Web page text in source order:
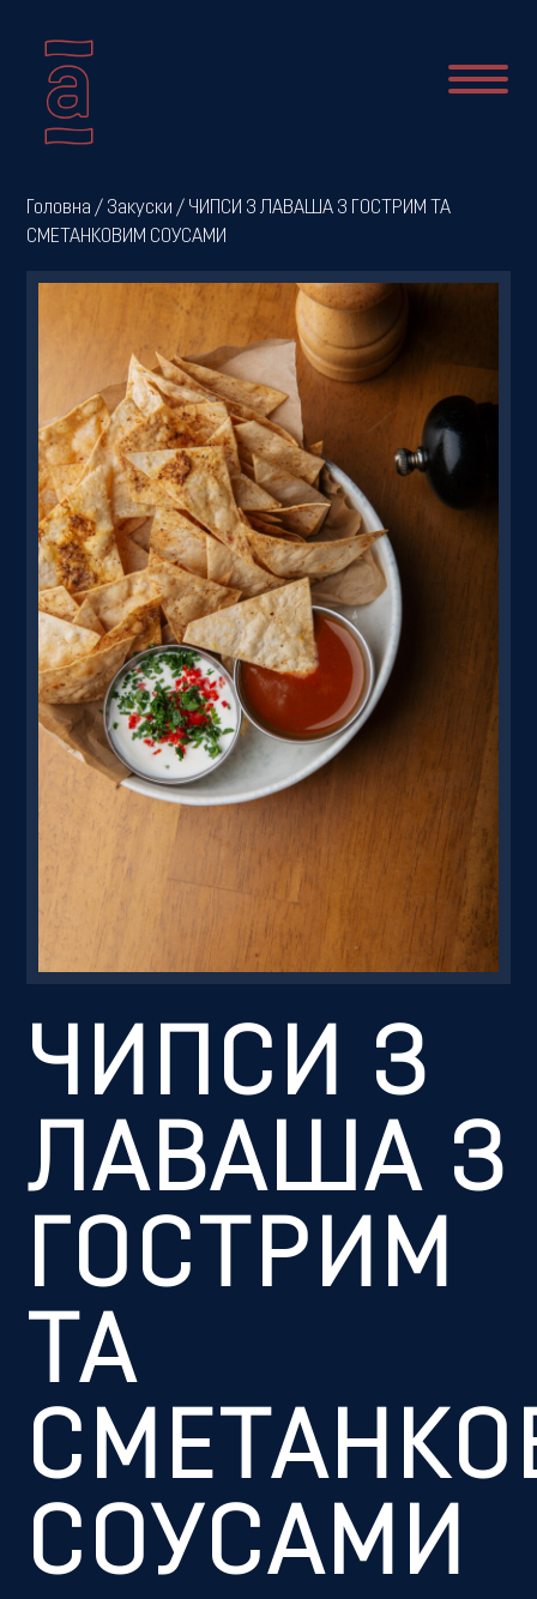
Про
Новини
Меню
Галерея
Резервація
Головна / Закуски / ЧИПСИ З ЛАВАША З ГОСТРИМ ТА
СМЕТАНКОВИМ СОУСАМИ
ЧИПСИ З
ЛАВАША З
ГОСТРИМ
ТА
СОУСАМИ